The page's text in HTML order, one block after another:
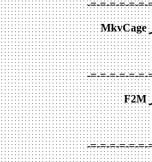
-=-=-=-=-=-=-
-=-=-=-=-=-=-
-=-=-=-=-=-=-